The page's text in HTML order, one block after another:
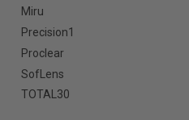
Miru
Precision1
Proclear
SofLens
TOTAL30